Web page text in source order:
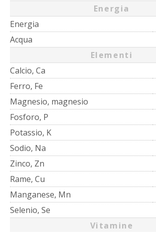
Energia
Energia
Acqua
Elementi
Calcio, Ca
Ferro, Fe
Magnesio, magnesio
Fosforo, P
Potassio, K
Sodio, Na
Zinco, Zn
Rame, Cu
Manganese, Mn
Selenio, Se
Vitamine